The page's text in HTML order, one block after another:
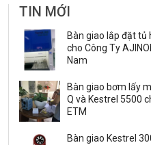
TIN MỚI
Bàn giao lắp đặt tủ
cho Công Ty
Nam
Bàn giao bơm lấy
Q và Kestrel 5500
ETM
Bàn giao Kestrel